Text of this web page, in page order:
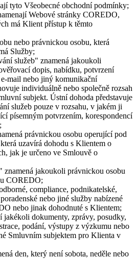
tyto Všeobecné obchodní podmínky;
Webové stránky COREDO,
má Klient přístup k těmto
nebo právnickou osobu, která
Služby;
služeb" znamená jakoukoli
dopis, nabídku, potvrzení
mail nebo jiný komunikační
individuálně nebo společně rozsah
subjekt. Ústní dohoda představuje
služeb pouze v rozsahu, v jakém ji
písemným potvrzením, korespondencí
právnickou osobu operující pod
uzavírá dohodu s Klientem o
jak je určeno ve Smlouvě o
znamená jakoukoli právnickou osobu
COREDO;
compliance, podnikatelské,
nebo jiné služby nabízené
nebo jinak dohodnuté s Klientem;
dokumenty, zprávy, posudky,
podání, výstupy z výzkumu nebo
Smluvním subjektem pro Klienta v
den, který není sobota, neděle nebo